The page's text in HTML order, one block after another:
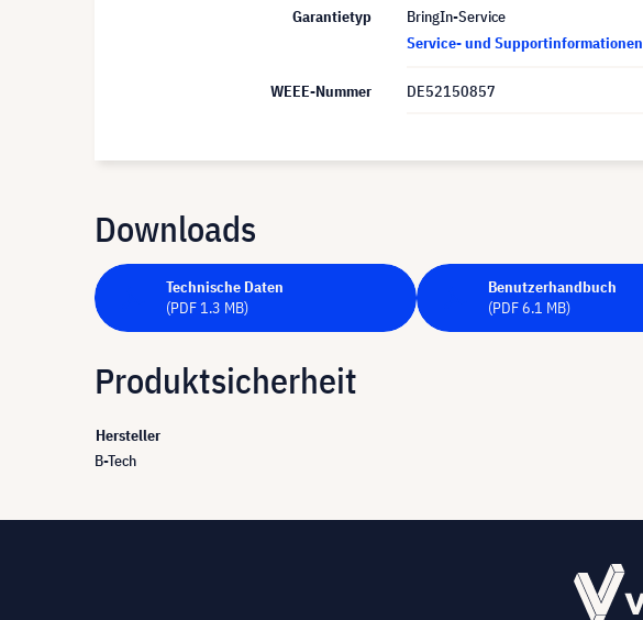
Garantietyp
BringIn-Service
Service- und Supportinformationen
WEEE-Nummer DE52150857
Downloads
Technische Daten
(PDF 1.3 MB)
Benutzerhandbuch
(PDF 6.1 MB)
Produktsicherheit
Hersteller
B-Tech